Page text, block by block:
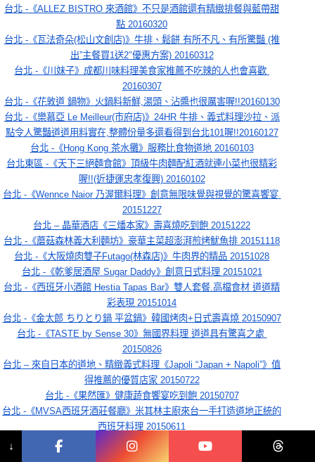
台北 -《ALLEZ BISTRO 來酒館》不只是酒館還有精緻排餐與藍帶甜
點 20160320
台北 -《瓦法奇朵(松山文創店)》牛排、鬆餅 有所不凡、有所驚豔 (推
出”主餐買1送2″優惠方案) 20160312
台北 -《川妹子》成都川味料理美食家推薦不吃辣的人也會喜歡
20160307
台北 -《花敦道 鍋物》火鍋料新鮮,湯頭、沾醬也很厲害喔!!20160130
台北 -《樂慕亞 Le Meilleur(市府店)》24HR 牛排、義式料理沙拉、派
點令人驚豔道道用料實在,整體份量多還看得到台北101喔!!20160127
台北 -《Hong Kong 茶水攤》服務比食物道地 20160103
台北東區 -《天下三絕麵食館》頂級牛肉麵配紅酒就連小菜也很精彩
喔!!(近捷運忠孝復興) 20160102
台北 -《Wennce Naior 乃渥爾料理》創意無限味覺與視覺的驚喜饗宴
20151227
台北 – 晶華酒店《三燔本家》壽喜燒吃到飽 20151222
台北 -《蘑菇森林義大利麵坊》豪華主菜超澎湃煎烤魷魚排 20151118
台北 -《大阪燒肉雙子Futago(林森店)》牛肉界的精品 20151028
台北 -《乾爹居酒屋 Sugar Daddy》創意日式料理 20151021
台北 -《西班牙小酒館 Hestia Tapas Bar》雙人套餐.高檔食材 道道精
彩表現 20151014
台北 -《金太郎 ちりとり鍋 平盆鍋》韓國烤肉+日式壽喜燒 20150907
台北 -《TASTE by Sense 30》無國界料理 道道具有驚喜之處
20150826
台北 – 來自日本的道地、精緻義式料理《Japoli “Japan + Napoli”》值
得推薦的優質店家 20150722
台北 -《果然匯》健康蔬食饗宴吃到飽 20150707
台北 -《MVSA西班牙酒莊餐廳》米其林主廚來台一手打造道地正統的
西班牙料理 20150611
台北 – 帝王蟹初體驗《賞鰭帝王蟹火鍋吃到飽(玉鑫)》20150523
↓